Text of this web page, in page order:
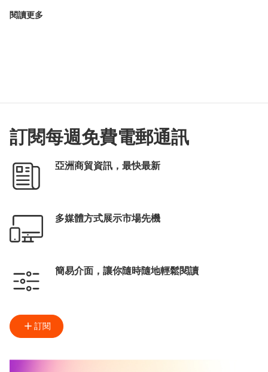
閱讀更多
訂閱每週免費電郵通訊
亞洲商貿資訊，最快最新
多媒體方式展示市場先機
簡易介面，讓你隨時隨地輕鬆閱讀
訂閱